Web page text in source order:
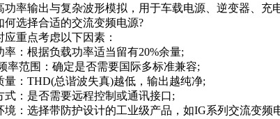
功率输出与复杂波形模拟，用于车载电源、逆变器、充
何选择合适的交流变频电源?
应重点考虑以下因素：
率：根据负载功率适当留有20%余量;
率范围：确定是否需要国际多标准兼容;
量：THD(总谐波失真)越低，输出越纯净;
式：是否需要远程控制或通讯接口;
境：选择带防护设计的工业级产品，如IG系列交流变频